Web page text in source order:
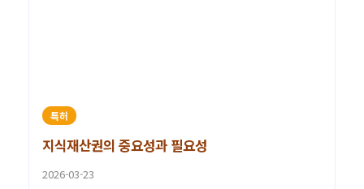
특허
지식재산권의 중요성과 필요성
2026-03-23